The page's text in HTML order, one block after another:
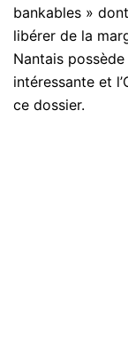
bankables »
libérer de la
Nantais
intéressante et
ce dossier.